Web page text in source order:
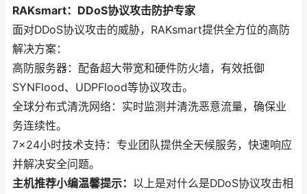
RAKsmart：DDoS协议攻击防护专家
面对DDoS协议攻击的威胁，RAKsmart提供全方位的高防
解决方案：
高防服务器：配备超大带宽和硬件防火墙，有效抵御
SYNFlood、UDPFlood等协议攻击。
全球分布式清洗网络：实时监测并清洗恶意流量，确保业
务连续性。
7×24小时技术支持：专业团队提供全天候服务，快速响应
并解决安全问题。
主机推荐小编温馨提示： 以上是对什么是DDoS协议攻击相